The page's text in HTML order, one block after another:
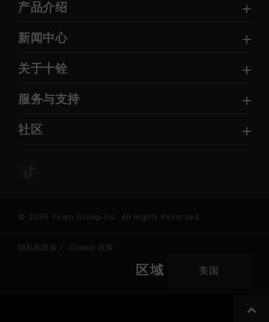
产品介绍
新闻中心
关于十铨
服务与支持
社区
© 2026 Team Group Inc. All Rights Reserved.
隐私权政策 Cookie 政策
区域 美国